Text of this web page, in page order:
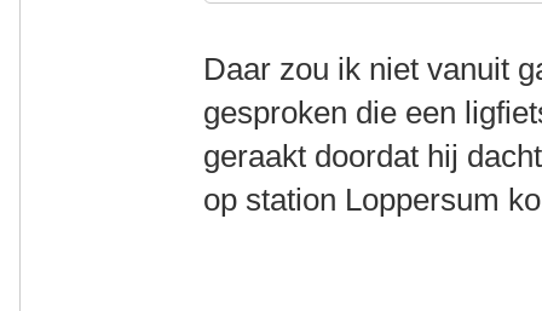
Daar zou ik niet vanuit
gesproken die een
geraakt doordat hij
op station Loppersum